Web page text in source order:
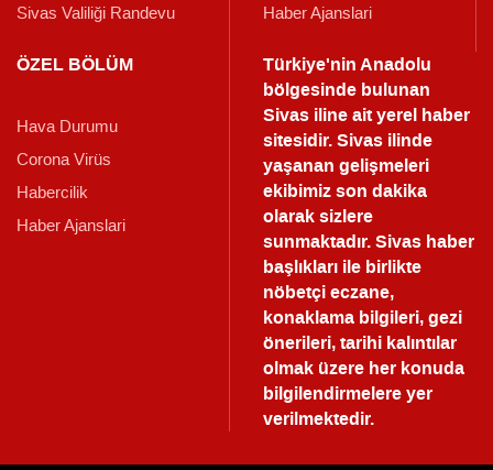
Sivas Valiliği Randevu
Haber Ajanslari
ÖZEL BÖLÜM
Hava Durumu
Corona Virüs
Habercilik
Haber Ajanslari
Türkiye'nin Anadolu
bölgesinde bulunan
Sivas iline ait yerel haber
sitesidir. Sivas ilinde
yaşanan gelişmeleri
ekibimiz son dakika
olarak sizlere
sunmaktadır.Sivas haber
başlıkları ile birlikte
nöbetçi eczane,
konaklama bilgileri, gezi
önerileri, tarihi kalıntılar
olmak üzere her konuda
bilgilendirmelere yer
verilmektedir.